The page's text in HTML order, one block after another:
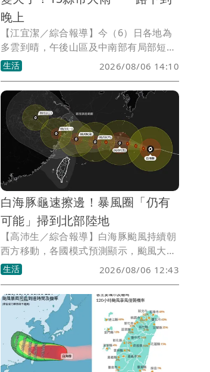
晚上
【江宜潔／綜合報導】今（6）日各地為
多雲到晴，午後山區及中南部有局部短暫
雷陣雨，尤其山區有局部大雨發生機率，
目前中央氣象署已發布大雨特報，外出請
多加留意。
生活 2026/08/06 14:10
白海豚龜速擦邊！暴風圈「仍有
可能」掃到北部陸地
【高沛生／綜合報導】白海豚颱風持續朝
西方移動，各國模式預測顯示，颱風大方
向仍維持往中國浙江南部沿岸靠近，不過
由於白海豚暴風圈範圍廣大，即使核心路
徑偏向擦邊通過，台灣北部海面仍難以避
開影響。「台灣颱風論壇｜天氣特急」分
析，週末（8日至9日）將是白海豚距離台
灣最近時刻，暴風圈仍有可能掃過北部陸
地，後續影響程度將取決於颱風減弱幅度
與實際路徑變化。
生活 2026/08/06 12:43